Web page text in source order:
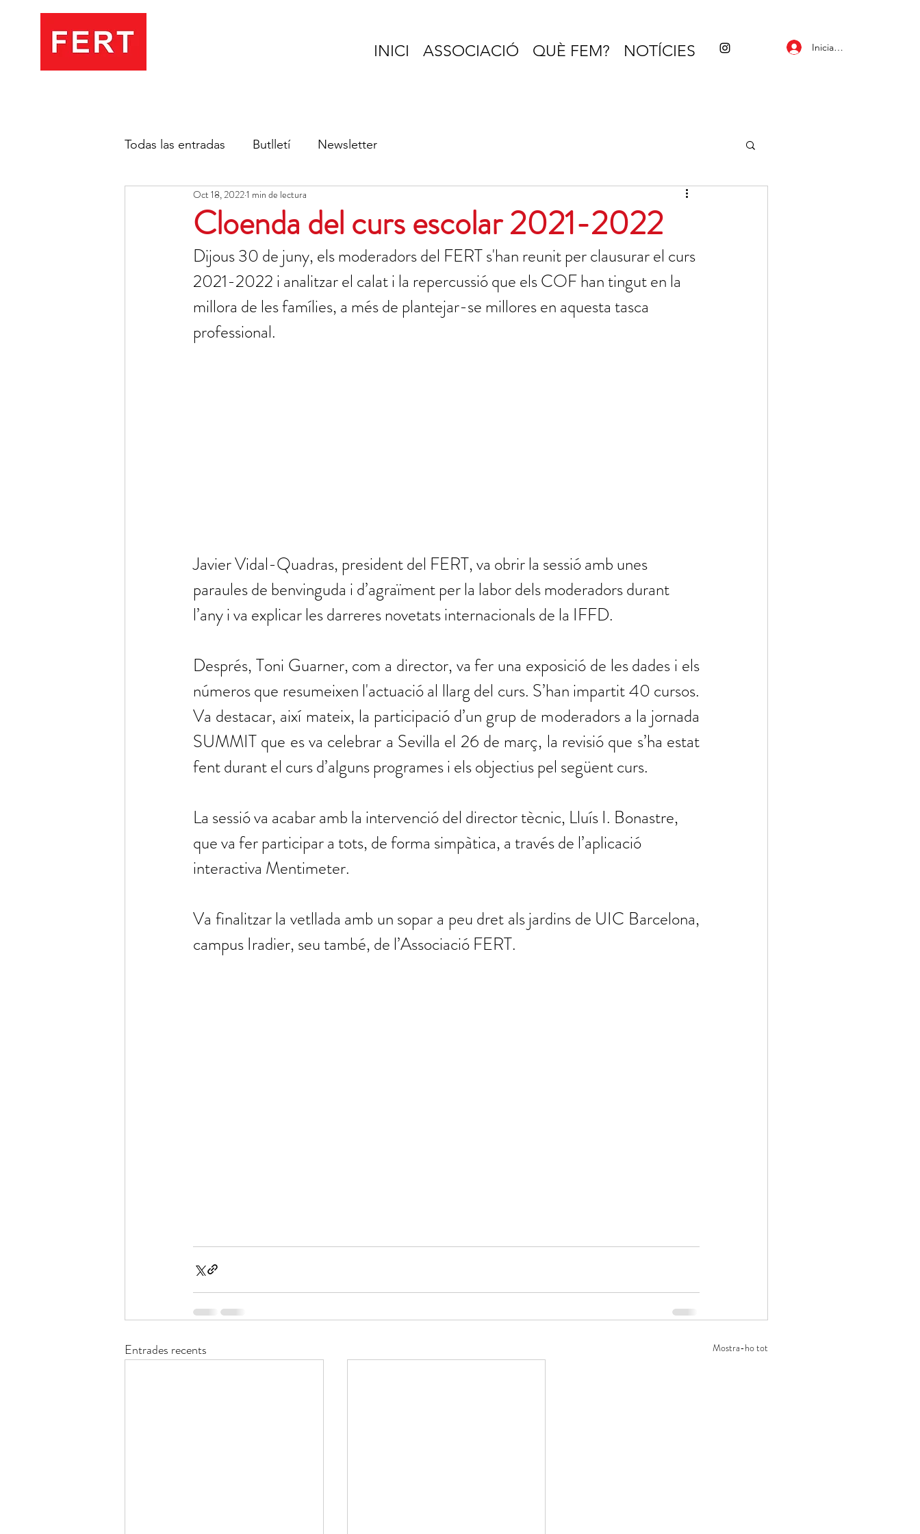
INICI ASSOCIACIÓ QUÈ FEM? NOTÍCIES Inicia la sessió
Todas las entradas Butlletí Newsletter
Cloenda del curs escolar 2021-2022
Oct 18, 20221 min de lectura
Dijous 30 de juny, els moderadors del FERT s'han reunit per clausurar el curs
2021-2022 i analitzar el calat i la repercussió que els COF han tingut en la
millora de les famílies, a més de plantejar-se millores en aquesta tasca
professional.
Javier Vidal-Quadras, president del FERT, va obrir la sessió amb unes
paraules de benvinguda i d’agraïment per la labor dels moderadors durant
l’any i va explicar les darreres novetats internacionals de la IFFD.
Després, Toni Guarner, com a director, va fer una exposició de les dades i els
números que resumeixen l'actuació al llarg del curs. S’han impartit 40 cursos.
Va destacar, així mateix, la participació d’un grup de moderadors a la jornada
SUMMIT que es va celebrar a Sevilla el 26 de març, la revisió que s’ha estat
fent durant el curs d’alguns programes i els objectius pel següent curs.
La sessió va acabar amb la intervenció del director tècnic, Lluís I. Bonastre,
que va fer participar a tots, de forma simpàtica, a través de l’aplicació
interactiva Mentimeter.
Va finalitzar la vetllada amb un sopar a peu dret als jardins de UIC Barcelona,
campus Iradier, seu també, de l’Associació FERT.
Entrades recents Mostra-ho tot